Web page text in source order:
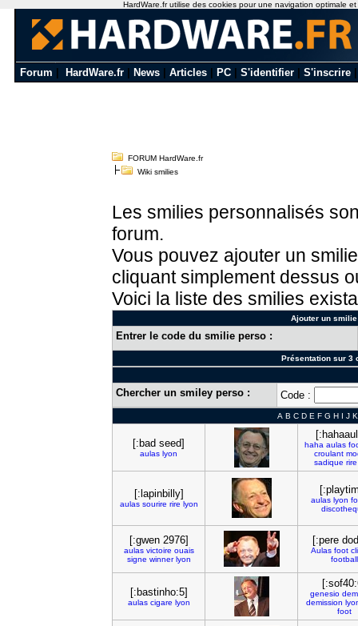
Forum HardWare.fr News Articles PC S'identifier S'inscrire
FORUM HardWare.fr
Wiki smilies
Les smilies personnalisés
forum.
Vous pouvez ajouter un
cliquant simplement dessus
Voici la liste des smilies
Ajouter un
Entrer le code du smilie perso :
Présentation sur 3
Chercher un smiley perso : Code :
A B C D E F G H I J K
[:bad seed]
aulas lyon
haha aulas
croulant
sadique rire
[:lapinbilly]
aulas sourire rire lyon aulas lyon
[:gwen 2976]
aulas victoire ouais
signe winner lyon
[:pere
Aulas foot
football
[:bastinho:5]
aulas cigare lyon
genesio
demission
foot
HardWare.fr utilise des cookies pour une navigation optimale